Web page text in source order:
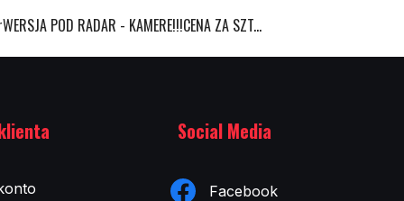
POD RADAR - KAMERE!!!CENA ZA SZT...
Social Media
Facebook